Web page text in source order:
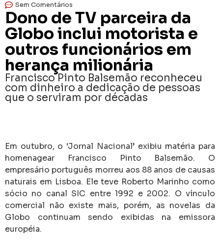
Sem Comentários
Dono de TV parceira da
Globo inclui motorista e
outros funcionários em
herança milionária
Francisco Pinto Balsemão reconheceu
com dinheiro a dedicação de pessoas
que o serviram por décadas
Em outubro, o ‘Jornal Nacional’ exibiu matéria para
homenagear Francisco Pinto Balsemão. O
empresário português morreu aos 88 anos de causas
naturais em Lisboa. Ele teve Roberto Marinho como
sócio no canal SIC entre 1992 e 2002. O vínculo
comercial não existe mais, porém, as novelas da
Globo continuam sendo exibidas na emissora
européia.